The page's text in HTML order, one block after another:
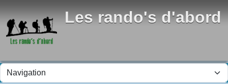
Les rando's d'abord